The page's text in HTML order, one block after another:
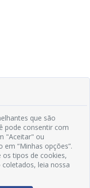
que são
pode consentir com
"Aceitar" ou
em “Minhas opções”.
tipos de cookies,
leia nossa